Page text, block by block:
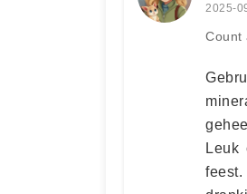
2025-
Count
Leuk